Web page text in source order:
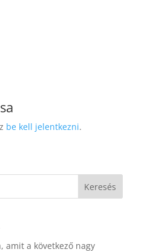
be kell jelentkezni.
Keresés
amit a következő nagy